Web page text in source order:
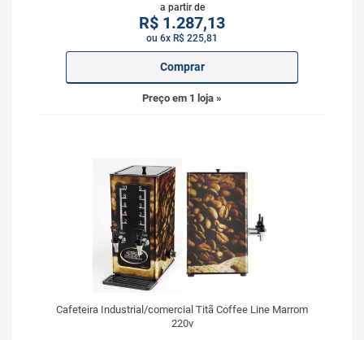
a partir de
R$ 1.287,13
ou 6x R$ 225,81
Comprar
Preço em 1 loja »
Cafeteira Industrial/comercial Titã Coffee Line Marrom
220v